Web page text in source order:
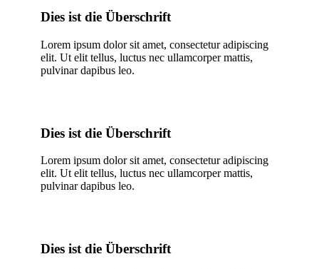
Dies ist die Überschrift
Lorem ipsum dolor sit amet, consectetur adipiscing
elit. Ut elit tellus, luctus nec ullamcorper mattis,
pulvinar dapibus leo.
Dies ist die Überschrift
Lorem ipsum dolor sit amet, consectetur adipiscing
elit. Ut elit tellus, luctus nec ullamcorper mattis,
pulvinar dapibus leo.
Dies ist die Überschrift